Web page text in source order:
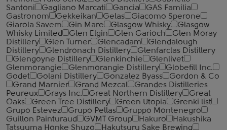
Santoni
Gagliano Marcati Gancia
GAS Familia
Gastronom
Gekkeikan Gelas
Giacomo Sperone
Giarola Savem
Gin Mare Glasgow Whisky
Glasgow
Whisky Limited
Glen Elgin Glen Garioch
Glen Moray
Distillery
Glen Turner Glencadam
Glendalough
Distillery
Glendronach Distillery
Glenfarclas Distillery
Glengoyne Distillery
Glenkinchie
Glenlivet
Glenmorangie
Glenmorangie Distillery
Globefill Inc.
Godet
Golani Distillery Gonzalez Byass
Gordon & Co
Grand Marnier
Grand Mezcal
Grandes Distilleries
Peureux
Grays Inc. Great Northern Distillery
Great
Oaks
Green Tree Distillery Green Utopia
Grenki list
Grupo Estevez
Grupo Pellas
Gruppo Montenegro
Guillon Painturaud
GVMT Group Hakuro
Hakushika
Tatsuuma Honke Shuzo
Hakutsuru Sake Brewing